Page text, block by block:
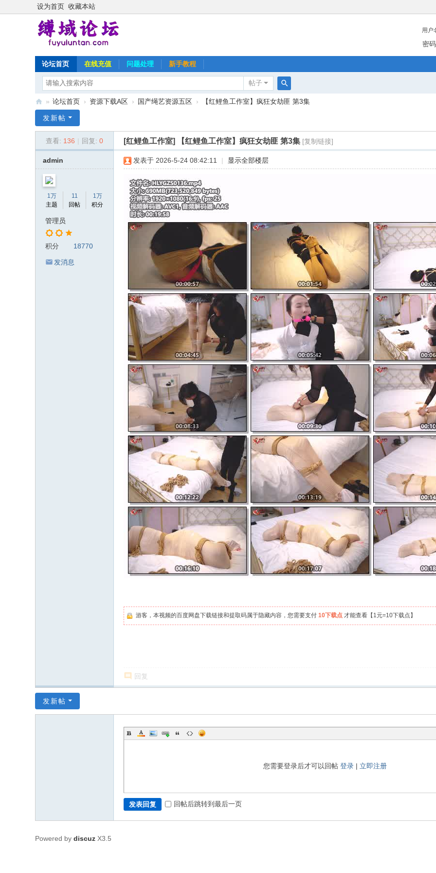
设为首页 收藏本站
用户
密码
论坛首页 在线充值 问题处理 新手教程
帖子
搜
域
» 论坛首页 › 资源下载A区 › 国产绳艺资源五区 › 【红鲤鱼工作室】疯狂女劫匪 第3集
发新帖
查看: 136 回复: 0 [红鲤鱼工作室] 【红鲤鱼工作室】疯狂女劫匪 第3集 [复制链接]
admin
1万
主题
11
回帖
1万
积分
管理员
积分 18770
发消息
发表于 2026-5-24 08:42:11 显示全部楼层
游客，本视频的百度网盘下载链接和提取码属于隐藏内容，您需要支付 10下载点 才能查看【1元=10下载点】
回复
发新帖
您需要登录后才可以回帖 登录| 立即注册
发表回复 回帖后跳转到最后一页
Powered by discuz X3.5